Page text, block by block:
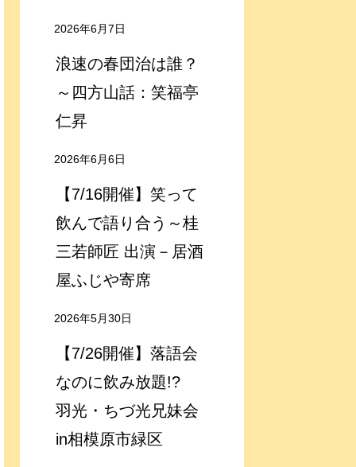
2026年6月7日
浪速の春団治は誰？
～四方山話：笑福亭
仁昇
2026年6月6日
【7/16開催】笑って
飲んで語り合う～桂
三若師匠 出演－居酒
屋ふじや寄席
2026年5月30日
【7/26開催】落語会
なのに飲み放題!?
羽光・ちづ光兄妹会
in相模原市緑区